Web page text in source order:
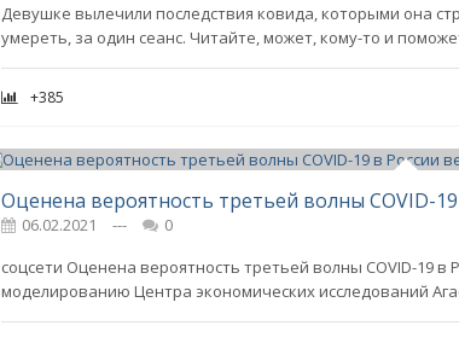
Девушке вылечили последствия ковида, которыми она
умереть, за один сеанс. Читайте, может, кому-то и
+385
Оценена вероятность третьей волны COVID-
06.02.2021 ---
0
соцсети Оценена вероятность третьей волны COVID-19 в
моделированию Центра экономических исследований